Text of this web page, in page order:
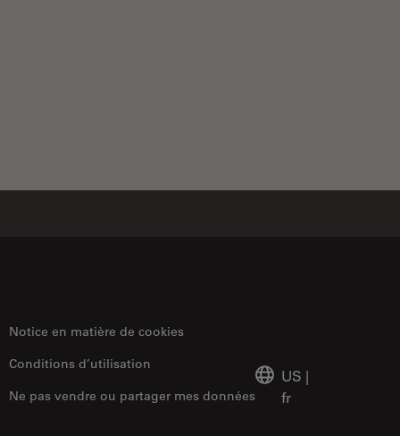
Notice en matière de cookies
Ne pas vendre ou partager mes données
Conditions d’utilisation
US |
fr